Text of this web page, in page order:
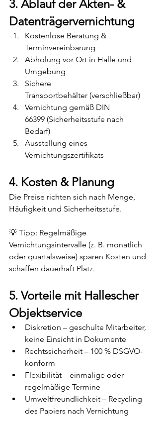
3. Ablauf der Akten- &
Datenträgervernichtung
Kostenlose Beratung &
Terminvereinbarung
Abholung vor Ort in Halle und
Umgebung
Sichere
Transportbehälter (verschließbar)
Vernichtung gemäß DIN
66399 (Sicherheitsstufe nach
Bedarf)
Ausstellung eines
Vernichtungszertifikats
4. Kosten & Planung
Die Preise richten sich nach Menge,
Häufigkeit und Sicherheitsstufe.
💡 Tipp: Regelmäßige
Vernichtungsintervalle (z. B. monatlich
oder quartalsweise) sparen Kosten und
schaffen dauerhaft Platz.
5. Vorteile mit Hallescher
Objektservice
Diskretion – geschulte Mitarbeiter,
keine Einsicht in Dokumente
Rechtssicherheit – 100 % DSGVO-
konform
Flexibilität – einmalige oder
regelmäßige Termine
Umweltfreundlichkeit – Recycling
des Papiers nach Vernichtung